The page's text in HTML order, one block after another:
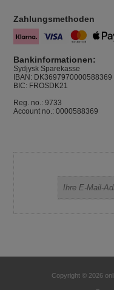
Zahlungsmethoden
Bankinformationen:
Sydjysk Sparekasse
IBAN: DK3697970000588369
BIC: FROSDK21
Reg. no.: 9733
Account no.: 0000588369
Copyright © 2026